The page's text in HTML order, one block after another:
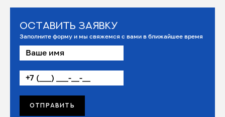
Оставить заявку
Заполните форму и мы свяжемся с вами в ближайшее время